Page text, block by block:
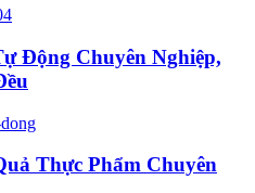
Động Chuyên Nghiệp,
Thực Phẩm Chuyên